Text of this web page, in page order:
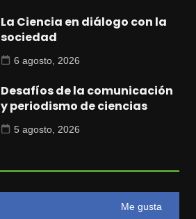
La Ciencia en diálogo con la
sociedad
6 agosto, 2026
Desafíos de la comunicación
y periodismo de ciencias
5 agosto, 2026
Me gusta